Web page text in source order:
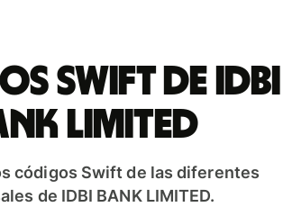
Swift de IDBI
LIMITED
códigos Swift de las diferentes
de IDBI BANK LIMITED.